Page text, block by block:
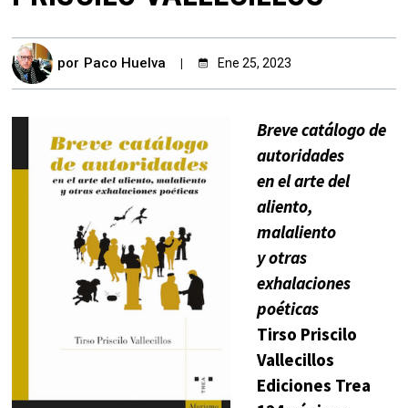
por Paco Huelva Ene 25, 2023
Breve catálogo de
autoridades
en el arte del
aliento,
malaliento
y otras
exhalaciones
poéticas
Tirso Priscilo
Vallecillos
Ediciones Trea